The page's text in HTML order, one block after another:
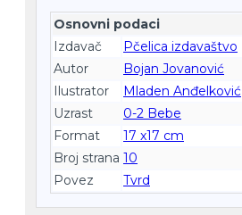
Osnovni podaci
Izdavač
Pčelica izdavaštvo
Autor
Bojan Jovanović
Ilustrator
Mladen Anđelković
Uzrast
0-2 Bebe
Format
17 x17 cm
Broj strana 10
Povez
Tvrd